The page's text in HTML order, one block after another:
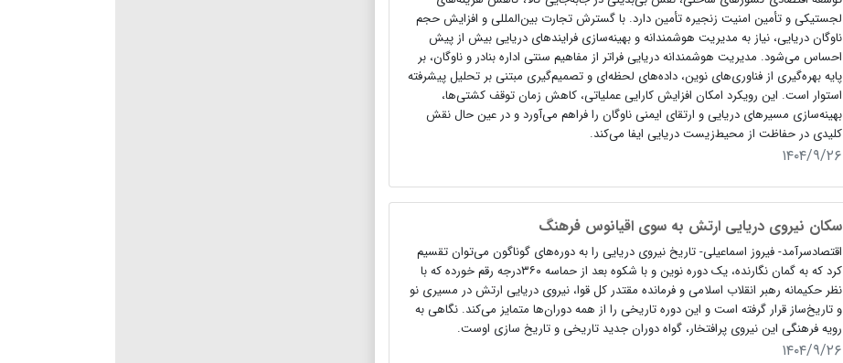
لجستیکی و تأمین امنیت زنجیره تأمین دارد. با گسترش تجارت بین‌المللی و افزایش حجم
ناوگان دریایی، نیاز به مدیریت هوشمندانه و بهینه‌سازی فرایندهای دریایی بیش از پیش
احساس می‌شود. مدیریت هوشمندانه دریایی فراتر از مفاهیم سنتی اداره بنادر و ناوگان، بر
پایه بهره‌گیری از فناوری‌های نوین، داده‌های لحظه‌ای و تصمیم‌گیری مبتنی بر تحلیل پیشرفته
استوار است. این رویکرد امکان افزایش کارایی عملیاتی، کاهش زمان توقف کشتی‌ها،
بهینه‌سازی مسیرهای دریایی و ارتقای ایمنی ناوگان را فراهم می‌آورد و در عین حال نقش
کلیدی در حفاظت از محیط‌زیست دریایی ایفا می‌کند.
۱۴۰۴/۹/۲۶
سکان نیروی دریایی ارتش به سوی اقیانوس فرهنگ
اقتصادسرآمد- فیروز اسماعیلی- تاریخ نیروی دریایی را به دوره‌های گوناگون می‌توان تقسیم
کرد که به گمان نگارنده، یک دوره نوین و با شکوه بعد از حماسه ۳۶۰درجه رقم خورده که با
نظر حکیمانه رهبر انقلاب اسلامی و فرمانده مقتدر کل قوا، نیروی دریایی ارتش در مسیری نو
و تاریخ‌ساز قرار گرفته است و این دوره تاریخی را از همه دوران‌ها متمایز می‌کند. نگاهی به
رویه فرهنگی این نیروی پرافتخار، گواه دوران جدید تاریخی و تاریخ سازی اوست.
۱۴۰۴/۹/۲۶